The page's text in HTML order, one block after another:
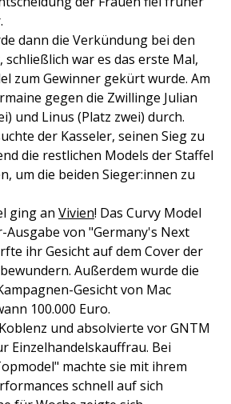
dann die Verkündung bei den
war es das erste Mal,
zum Gewinner gekürt wurde. Am
gegen die Zwillinge Julian
und Linus (Platz zwei) durch.
der Kasseler, seinen Sieg zu
die restlichen Models der Staffel
um die beiden Sieger:innen zu
ging an Vivien! Das Curvy Model
Ausgabe von "Germany's Next
ihr Gesicht auf dem Cover der
Außerdem wurde die
Gesicht von Mac
100.000 Euro.
und absolvierte vor GNTM
Einzelhandelskauffrau. Bei
machte sie mit ihrem
schnell auf sich